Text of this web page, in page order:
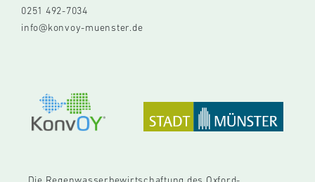
0251 492-7034
info@konvoy-muenster.de